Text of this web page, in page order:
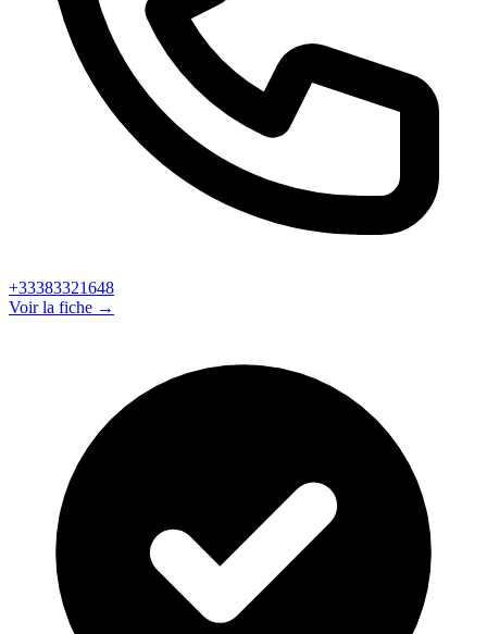
+33383321648
Voir la fiche →